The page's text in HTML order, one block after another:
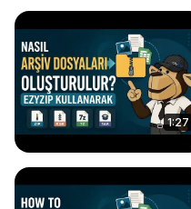
#7Zrepair
#ReparaciónDeArchivos
#ConsejosTécnicos
TWITTER: https://
FACEBOOK: https://
LINKEDIN: https://
PINTEREST: https://
1:27